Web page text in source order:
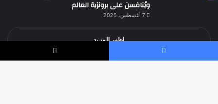
ويُنافسن على برونزية العالم
7 أغسطس، 2026
اظهر المزيد
فيسبوك ‫X